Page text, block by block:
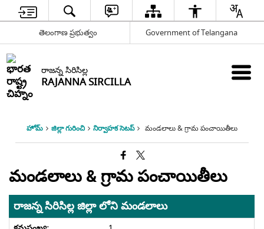
తెలంగాణ ప్రభుత్వం Government of Telangana
రాజన్న సిరిసిల్ల
RAJANNA SIRCILLA
హోమ్ జిల్లా గురించి నిర్వాహక సెటప్ మండలాలు & గ్రామ పంచాయితీలు
మండలాలు & గ్రామ పంచాయితీలు
రాజన్న సిరిసిల్ల జిల్లా లోని మండలాలు